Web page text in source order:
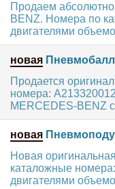
Продаем
BENZ. Номера по
двигателями
новая
Продается
номера:
MERCEDES-BENZ
новая
Новая
каталожные
двигателями